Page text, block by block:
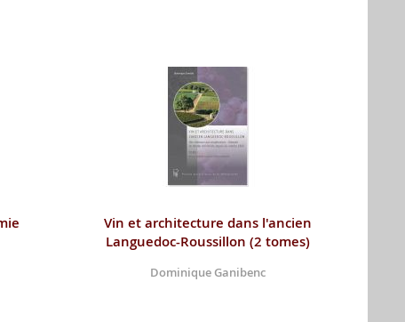
Vin et architecture dans l'ancien
Languedoc-Roussillon (2 tomes)
Dominique Ganibenc